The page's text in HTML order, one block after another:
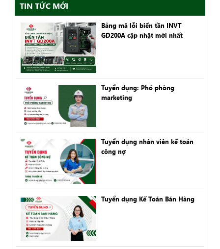
TIN TỨC MỚI
Bảng mã lỗi biến tần INVT
GD200A cập nhật mới nhất
Tuyển dụng: Phó phòng
marketing
Tuyển dụng nhân viên kế toán
công nợ
Tuyển dụng Kế Toán Bán Hàng